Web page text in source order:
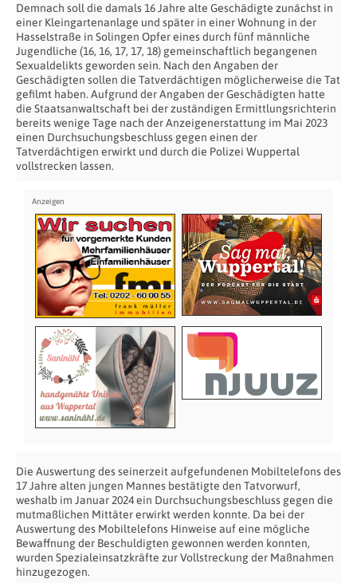
Demnach soll die damals 16 Jahre alte Geschädigte zunächst in
einer Kleingartenanlage und später in einer Wohnung in der
Hasselstraße in Solingen Opfer eines durch fünf männliche
Jugendliche (16, 16, 17, 17, 18) gemeinschaftlich begangenen
Sexualdelikts geworden sein. Nach den Angaben der
Geschädigten sollen die Tatverdächtigen möglicherweise die Tat
gefilmt haben. Aufgrund der Angaben der Geschädigten hatte
die Staatsanwaltschaft bei der zuständigen Ermittlungsrichterin
bereits wenige Tage nach der Anzeigenerstattung im Mai 2023
einen Durchsuchungsbeschluss gegen einen der
Tatverdächtigen erwirkt und durch die Polizei Wuppertal
vollstrecken lassen.
Die Auswertung des seinerzeit aufgefundenen Mobiltelefons des
17 Jahre alten jungen Mannes bestätigte den Tatvorwurf,
weshalb im Januar 2024 ein Durchsuchungsbeschluss gegen die
mutmaßlichen Mittäter erwirkt werden konnte. Da bei der
Auswertung des Mobiltelefons Hinweise auf eine mögliche
Bewaffnung der Beschuldigten gewonnen werden konnten,
wurden Spezialeinsatzkräfte zur Vollstreckung der Maßnahmen
hinzugezogen.